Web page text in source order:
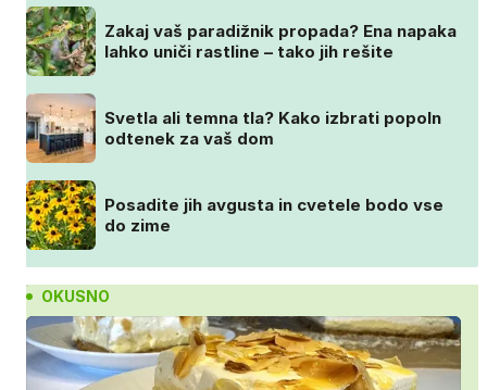
Zakaj vaš paradižnik propada? Ena napaka
lahko uniči rastline – tako jih rešite
Svetla ali temna tla? Kako izbrati popoln
odtenek za vaš dom
Posadite jih avgusta in cvetele bodo vse
do zime
OKUSNO